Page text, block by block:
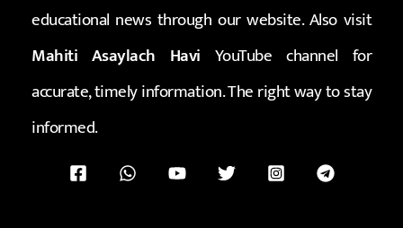
educational news through our website. Also visit
Mahiti Asaylach Havi YouTube channel for
accurate, timely information. The right way to stay
informed.